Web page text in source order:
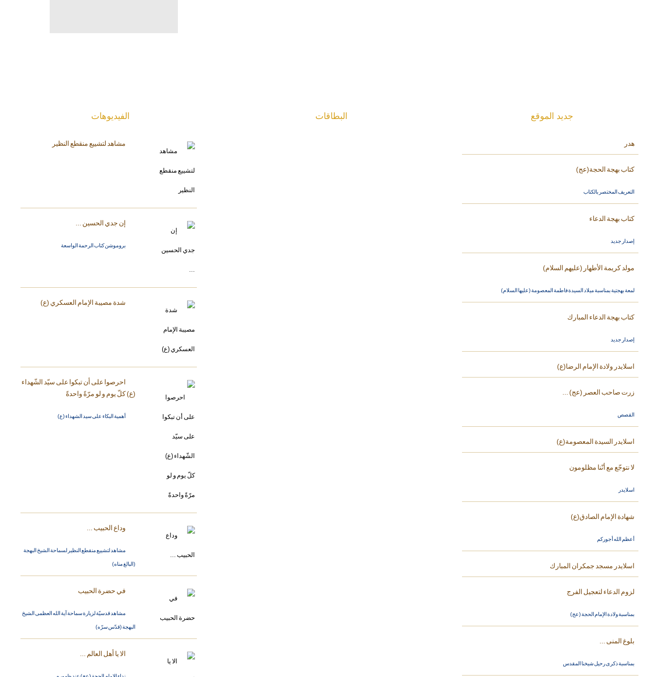
الفیدیوهات
مشاهد لتشييع منقطع النظير
إن جدي الحسين ...
بروموشن كتاب الرحمة الواسعة
شدة مصيبة الإمام العسكري (ع)
احرصوا على أن تبكوا على سيّد الشّهداء
(ع) كلّ يوم و لو مرّةً واحدةً
أهمية البكاء على سيد الشهداء (ع)
وداع الحبيب ...
مشاهد لتشييع منقطع النظير لسماحة الشيخ البهجة
(البالغ مناه)
في حضرة الحبيب
مشاهد قدسيّة لزيارة سماحة آية الله العظمى الشيخ
البهجة (قدّس سرّه)
الا يا أهل العالم ...
البطاقات جديد الموقع
هدر
كتاب بهجة الحجة(عج)
التعريف المختصر بالكتاب
كتاب بهجة الدعاء
إصدار جديد
مولد كريمة الأطهار (عليهم السلام)
لمعة بهجتية بمناسبة ميلاد السيدة فاطمة المعصومة (عليها السلام)
كتاب بهجة الدعاء المبارك
إصدار جديد
اسلايدر ولادة الإمام الرضا(ع)
زرت صاحب العصر (عج) ...
القصص
اسلايدر السيدة المعصومة(ع)
لا نتوجّع مع أنّنا مظلومون
اسلايدر
شهادة الإمام الصادق(ع)
أعظم الله أجوركم
اسلايدر مسجد جمكران المبارك
لزوم الدعاء لتعجيل الفرج
بمناسبة ولادة الإمام الحجة (عج)
بلوغ المنى ...
بمناسبة ذكرى رحيل شيخنا المقدس